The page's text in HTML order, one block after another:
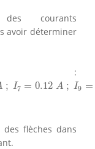
courants
avoir déterminer
:
; I7 = 0.12 A ; I9 =
A; =0.25A
flèches dans